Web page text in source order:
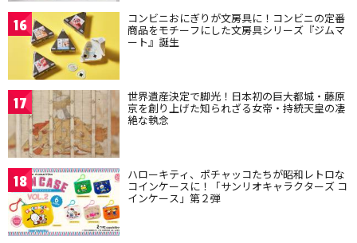
16 コンビニおにぎりが文房具に！コンビニの定番
商品をモチーフにした文房具シリーズ『ジムマ
ート』誕生
17 世界遺産決定で脚光！日本初の巨大都城・藤原
京を創り上げた知られざる女帝・持統天皇の凄
絶な執念
18 ハローキティ、ポチャッコたちが昭和レトロな
コインケースに！「サンリオキャラクターズ コ
インケース」第２弾